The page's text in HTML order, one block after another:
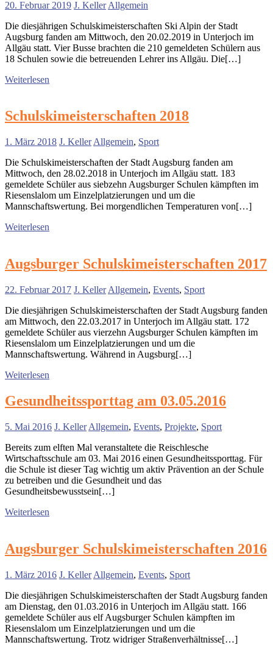
20. Februar 2019 J. Keller Allgemein
Die diesjährigen Schulskimeisterschaften Ski Alpin der Stadt
Augsburg fanden am Mittwoch, den 20.02.2019 in Unterjoch im
Allgäu statt. Vier Busse brachten die 210 gemeldeten Schülern aus
18 Schulen sowie die betreuenden Lehrer ins Allgäu. Die[…]
Weiterlesen
Schulskimeisterschaften 2018
1. März 2018 J. Keller Allgemein, Sport
Die Schulskimeisterschaften der Stadt Augsburg fanden am
Mittwoch, den 28.02.2018 in Unterjoch im Allgäu statt. 183
gemeldete Schüler aus siebzehn Augsburger Schulen kämpften im
Riesenslalom um Einzelplatzierungen und um die
Mannschaftswertung. Bei morgendlichen Temperaturen von[…]
Weiterlesen
Augsburger Schulskimeisterschaften 2017
22. Februar 2017 J. Keller Allgemein, Events, Sport
Die diesjährigen Schulskimeisterschaften der Stadt Augsburg fanden
am Mittwoch, den 22.03.2017 in Unterjoch im Allgäu statt. 172
gemeldete Schüler aus vierzehn Augsburger Schulen kämpften im
Riesenslalom um Einzelplatzierungen und um die
Mannschaftswertung. Während in Augsburg[…]
Weiterlesen
Gesundheitssporttag am 03.05.2016
5. Mai 2016 J. Keller Allgemein, Events, Projekte, Sport
Bereits zum elften Mal veranstaltete die Reischlesche
Wirtschaftsschule am 03. Mai 2016 einen Gesundheitssporttag. Für
die Schule ist dieser Tag wichtig um aktiv Prävention an der Schule
zu betreiben und die Gesundheit und das
Gesundheitsbewusstsein[…]
Weiterlesen
Augsburger Schulskimeisterschaften 2016
1. März 2016 J. Keller Allgemein, Events, Sport
Die diesjährigen Schulskimeisterschaften der Stadt Augsburg fanden
am Dienstag, den 01.03.2016 in Unterjoch im Allgäu statt. 166
gemeldete Schüler aus elf Augsburger Schulen kämpften im
Riesenslalom um Einzelplatzierungen und um die
Mannschaftswertung. Trotz widriger Straßenverhältnisse[…]